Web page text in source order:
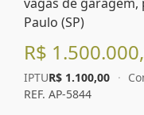
Paulo (SP)
R$
IPTUR$ 1.100,00 ·
REF. AP-5844